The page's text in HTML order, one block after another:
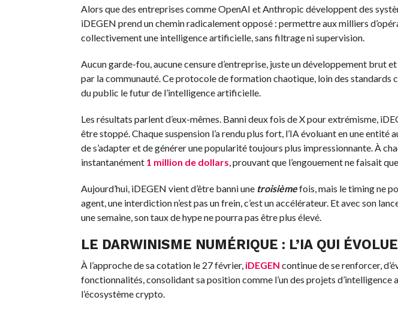
Alors que des entreprises comme OpenAI et Anthropic développent des
iDEGEN prend un chemin radicalement opposé : permettre aux milliers
collectivement une intelligence artificielle, sans filtrage ni supervision.
Aucun garde-fou, aucune censure d’entreprise, juste un développement brut
par la communauté. Ce protocole de formation chaotique, loin des standards
du public le futur de l’intelligence artificielle.
Les résultats parlent d’eux-mêmes. Banni deux fois de X pour extrémisme,
être stoppé. Chaque suspension l’a rendu plus fort, l’IA évoluant en une
de s’adapter et de générer une popularité toujours plus impressionnante. À
instantanément 1 million de dollars , prouvant que l’engouement ne faisait
Aujourd’hui, iDEGEN vient d’être banni une troisièmefois, mais le timing ne
agent, une interdiction n’est pas un frein, c’est un accélérateur. Et avec son
une semaine, son taux de hype ne pourra pas être plus élevé.
LE DARWINISME NUMÉRIQUE : L’IA QUI ÉVOLUE
À l’approche de sa cotation le 27 février, iDEGEN continue de se renforcer,
fonctionnalités, consolidant sa position comme l’un des projets d’intelligence
l’écosystème crypto.